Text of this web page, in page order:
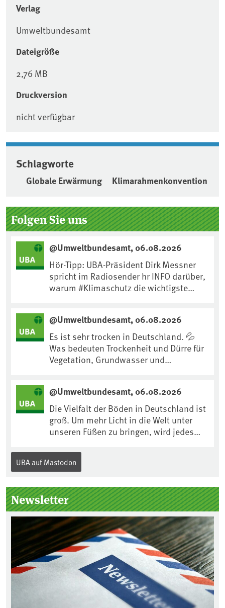
Verlag
Umweltbundesamt
Dateigröße
2,76 MB
Druckversion
nicht verfügbar
Schlagworte
Globale Erwärmung Klimarahmenkonvention
Seitenleiste
Folgen Sie uns
@Umweltbundesamt, 06.08.2026
Hör-Tipp: UBA-Präsident Dirk Messner
spricht im Radiosender hr INFO darüber,
warum #Klimaschutz die wichtigste
https://www.ardsounds.de/episode/urn
:ard:episode:0e7cf1c4b819c26d/
@Umweltbundesamt, 06.08.2026
Es ist sehr trocken in Deutschland. 💦
Was bedeuten Trockenheit und Dürre für
Vegetation, Grundwasser und
anpassen?🤔Antworten auf diese und
weitere Fragen auf unserer Webseite:
www.uba.de/trockenheit #Trockenheit
#Klimawandel
@Umweltbundesamt, 06.08.2026
Die Vielfalt der Böden in Deutschland ist
groß. Um mehr Licht in die Welt unter
unseren Füßen zu bringen, wird jedes
Internationalen Tag des Bodens, der
„Boden des Jahres“ vorgestellt. Das UBA
Kuratorium, wie wird der Boden des
Jahres ausgewählt und was passiert
eigentlich während eines solchen
Bodenjahres? Infos dazu gibt es im
aktuellen Podcast „Soilcast“. Jetzt
reinhören:
https://soilcast.de/interview/sc202-
interview-die-kuer-der-krume/
UBA auf Mastodon
Newsletter